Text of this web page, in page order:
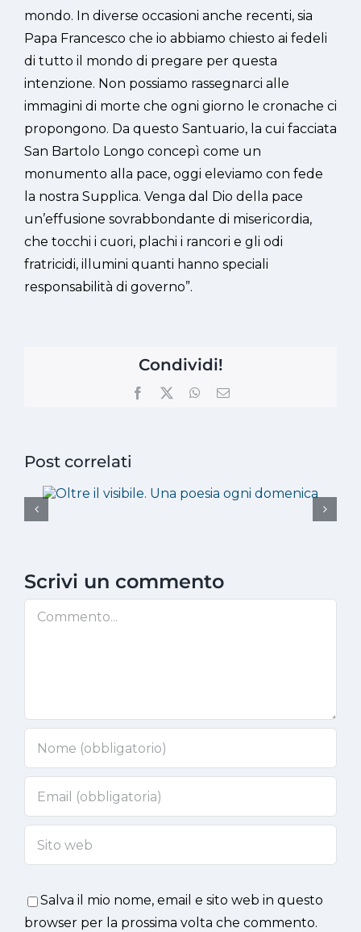
mondo. In diverse occasioni anche recenti, sia
Papa Francesco che io abbiamo chiesto ai fedeli
di tutto il mondo di pregare per questa
intenzione. Non possiamo rassegnarci alle
immagini di morte che ogni giorno le cronache ci
propongono. Da questo Santuario, la cui facciata
San Bartolo Longo concepì come un
monumento alla pace, oggi eleviamo con fede
la nostra Supplica. Venga dal Dio della pace
un’effusione sovrabbondante di misericordia,
che tocchi i cuori, plachi i rancori e gli odi
fratricidi, illumini quanti hanno speciali
responsabilità di governo”.
Condividi!
Facebook WhatsApp
Email
Post correlati
Scrivi un commento
Commento
Salva il mio nome, email e sito web in questo
browser per la prossima volta che commento.